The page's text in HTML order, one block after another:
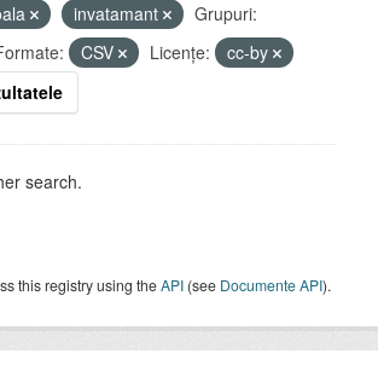
invatamant
Grupuri:
CSV Licenţe:
cc-by
search.
this registry using theAPI (see Documente API).